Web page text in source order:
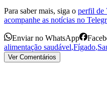
Para saber mais, siga o perfil de
acompanhe as notícias no
Enviar no WhatsApp
alimentação saudável,Fígado,
Ver Comentários